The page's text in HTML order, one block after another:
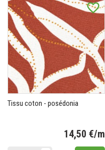
favorite_border
Tissu coton - posédonia
14,50 €/m